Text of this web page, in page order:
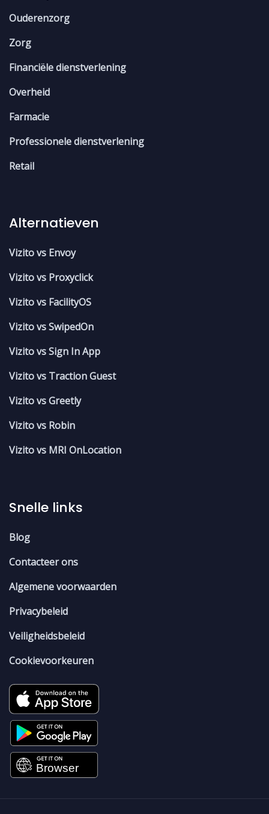
Ouderenzorg
Zorg
Financiële dienstverlening
Overheid
Farmacie
Professionele dienstverlening
Retail
Alternatieven
Vizito vs Envoy
Vizito vs Proxyclick
Vizito vs FacilityOS
Vizito vs SwipedOn
Vizito vs Sign In App
Vizito vs Traction Guest
Vizito vs Greetly
Vizito vs Robin
Vizito vs MRI OnLocation
Snelle links
Blog
Contacteer ons
Algemene voorwaarden
Privacybeleid
Veiligheidsbeleid
Cookievoorkeuren